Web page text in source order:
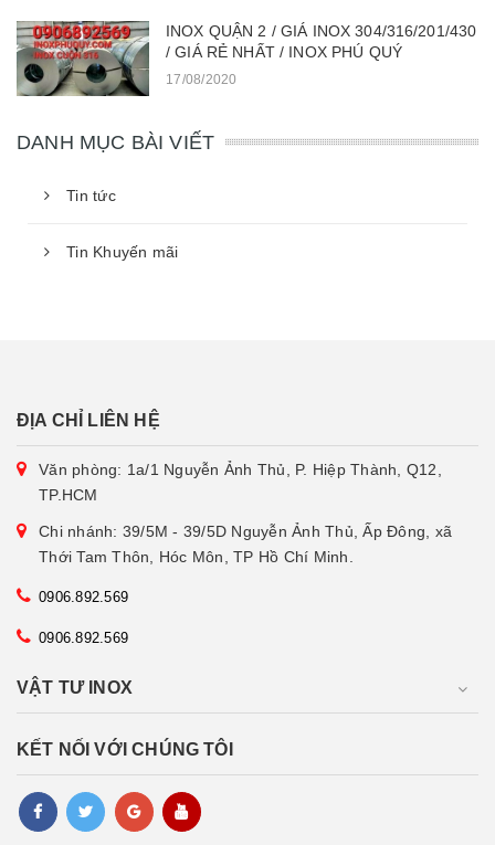
INOX QUẬN 2 / GIÁ INOX 304/316/201/430
/ GIÁ RẺ NHẤT / INOX PHÚ QUÝ
17/08/2020
DANH MỤC BÀI VIẾT
Tin tức
Tin Khuyến mãi
ĐỊA CHỈ LIÊN HỆ
Văn phòng: 1a/1 Nguyễn Ảnh Thủ, P. Hiệp Thành, Q12,
TP.HCM
Chi nhánh: 39/5M - 39/5D Nguyễn Ảnh Thủ, Ấp Đông, xã
Thới Tam Thôn, Hóc Môn, TP Hồ Chí Minh.
0906.892.569
0906.892.569
VẬT TƯ INOX
KẾT NỐI VỚI CHÚNG TÔI